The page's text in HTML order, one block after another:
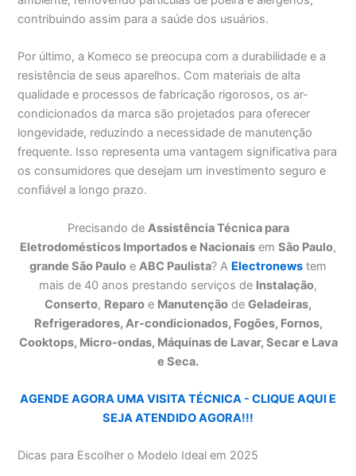
contribuindo assim para a saúde dos usuários.
Por último, a Komeco se preocupa com a durabilidade e a
resistência de seus aparelhos. Com materiais de alta
qualidade e processos de fabricação rigorosos, os ar-
condicionados da marca são projetados para oferecer
longevidade, reduzindo a necessidade de manutenção
frequente. Isso representa uma vantagem significativa para
os consumidores que desejam um investimento seguro e
confiável a longo prazo.
Precisando de Assistência Técnica para
Eletrodomésticos Importados e Nacionais em São Paulo,
grande São Paulo e ABC Paulista? A Electronews tem
mais de 40 anos prestando serviços de Instalação,
Conserto, Reparo e Manutenção de Geladeiras,
Refrigeradores, Ar-condicionados, Fogões, Fornos,
Cooktops, Micro-ondas, Máquinas de Lavar, Secar e Lava
e Seca.
AGENDE AGORA UMA VISITA TÉCNICA - CLIQUE AQUI E
SEJA ATENDIDO AGORA!!!
Dicas para Escolher o Modelo Ideal em 2025